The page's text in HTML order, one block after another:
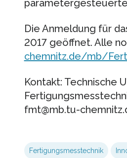
Die Anmeldung für
2017 geöffnet. Alle
chemnitz.de/mb/
Kontakt: Technische
fmt@mb.tu-
Fertigungsmesstechnik